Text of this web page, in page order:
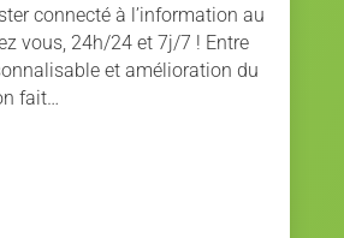
connecté à l’information au
vous, 24h/24 et 7j/7 ! Entre
et amélioration du
fait…